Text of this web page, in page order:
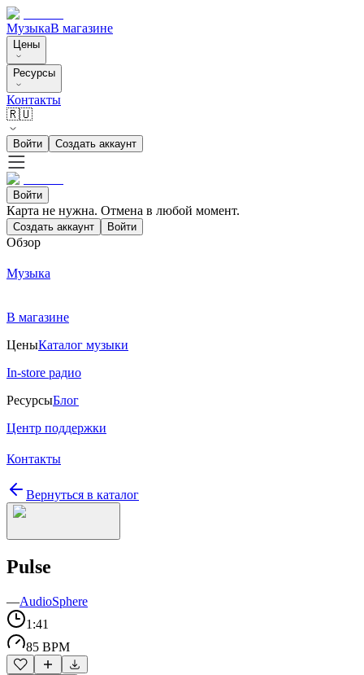
МузыкаВ магазине
Цены
Ресурсы
Контакты
🇷🇺
Войти Создать аккаунт
Войти
Карта не нужна. Отмена в любой момент.
Создать аккаунт Войти
Обзор
Музыка
В магазине
ЦеныКаталог музыки
In-store радио
РесурсыБлог
Центр поддержки
Контакты
Вернуться в каталог
Pulse
—AudioSphere
1:41
85 BPM